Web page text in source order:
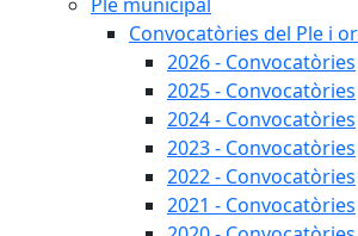
Convocatòries del Ple i
2026 - Convocatòries
2025 - Convocatòries
2024 - Convocatòries
2023 - Convocatòries
2022 - Convocatòries
2021 - Convocatòries